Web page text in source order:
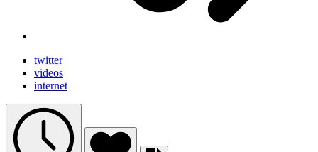
twitter
videos
internet